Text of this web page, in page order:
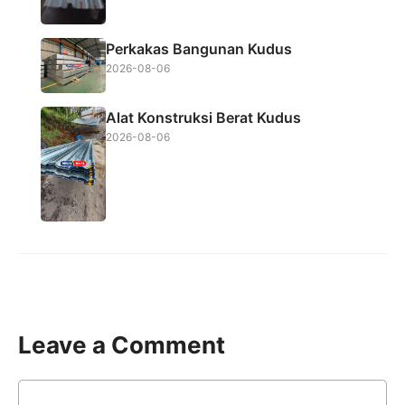
Perkakas Bangunan Kudus
2026-08-06
Alat Konstruksi Berat Kudus
2026-08-06
Leave a Comment
Comment